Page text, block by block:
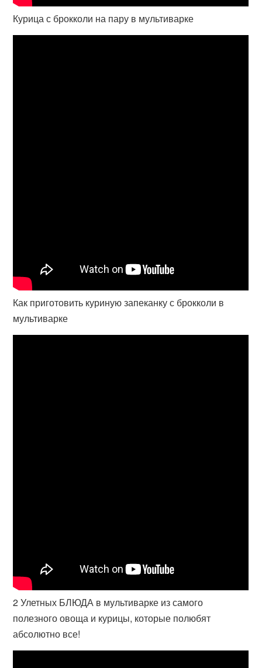
Курица с брокколи на пару в мультиварке
Как приготовить куриную запеканку с брокколи в
мультиварке
2 Улетных БЛЮДА в мультиварке из самого
полезного овоща и курицы, которые полюбят
абсолютно все!